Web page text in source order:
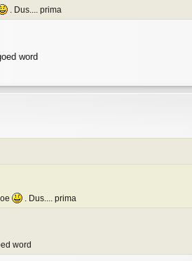
. Dus.... prima
word
. Dus.... prima
word